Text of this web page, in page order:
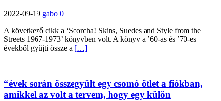
2022-09-19 gabo 0
A következő cikk a ‘Scorcha! Skins, Suedes and Style from the
Streets 1967-1973’ könyvben volt. A könyv a ’60-as és ’70-es
évekből gyűjti össze a […]
“évek során összegyűlt egy csomó ötlet a fiókban,
amikkel az volt a tervem, hogy egy külön